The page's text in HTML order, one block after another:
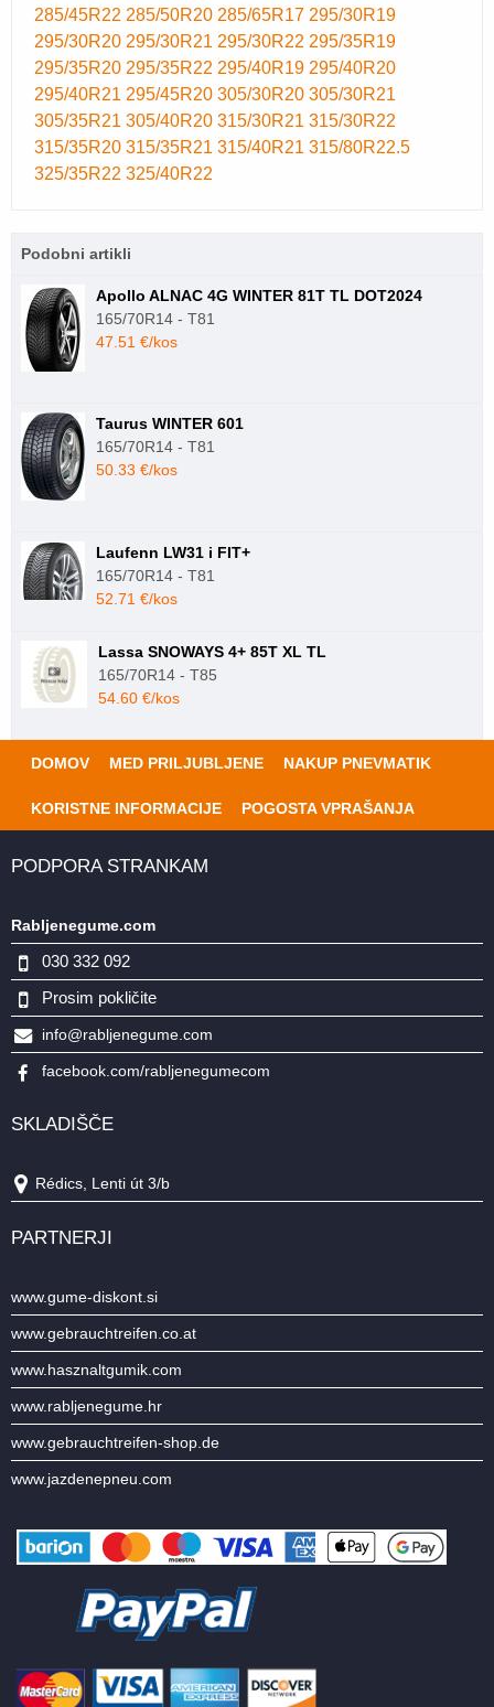
285/45R22 285/50R20 285/65R17 295/30R19
295/30R20 295/30R21 295/30R22 295/35R19
295/35R20 295/35R22 295/40R19 295/40R20
295/40R21 295/45R20 305/30R20 305/30R21
305/35R21 305/40R20 315/30R21 315/30R22
315/35R20 315/35R21 315/40R21 315/80R22.5
325/35R22 325/40R22
Podobni artikli
Apollo ALNAC 4G WINTER 81T TL DOT2024
165/70R14 - T81
47.51 €/kos
Taurus WINTER 601
165/70R14 - T81
50.33 €/kos
Laufenn LW31 i FIT+
165/70R14 - T81
52.71 €/kos
Lassa SNOWAYS 4+ 85T XL TL
165/70R14 - T85
54.60 €/kos
DOMOV MED PRILJUBLJENE NAKUP PNEVMATIK
KORISTNE INFORMACIJE POGOSTA VPRAŠANJA
PODPORA STRANKAM
Rabljenegume.com
030 332 092
Prosim pokličite
info@rabljenegume.com
facebook.com/rabljenegumecom
SKLADIŠČE
Rédics, Lenti út 3/b
PARTNERJI
www.gume-diskont.si
www.gebrauchtreifen.co.at
www.hasznaltgumik.com
www.rabljenegume.hr
www.gebrauchtreifen-shop.de
www.jazdenepneu.com